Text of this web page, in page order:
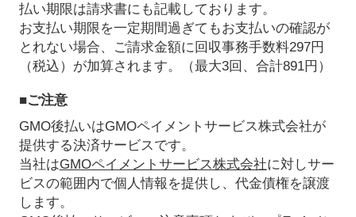
払い期限は請求書にも記載しております。
お支払い期限を一定期間過ぎてもお支払いの確認が
とれない場合、ご請求金額に回収事務手数料297円
（税込）が加算されます。（最大3回、合計891円）
■ご注意
GMO後払いはGMOペイメントサービス株式会社が
提供する決済サービスです。
当社はGMOペイメントサービス株式会社に対しサー
ビスの範囲内で個人情報を提供し、代金債権を譲渡
します。